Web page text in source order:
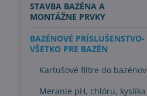
STAVBA BAZÉNA A
MONTÁŽNE PRVKY
BAZÉNOVÉ PRÍSLUŠENSTVO-
VŠETKO PRE BAZÉN
Kartušové filtre do bazénov
Meranie pH, chlóru, kyslíka